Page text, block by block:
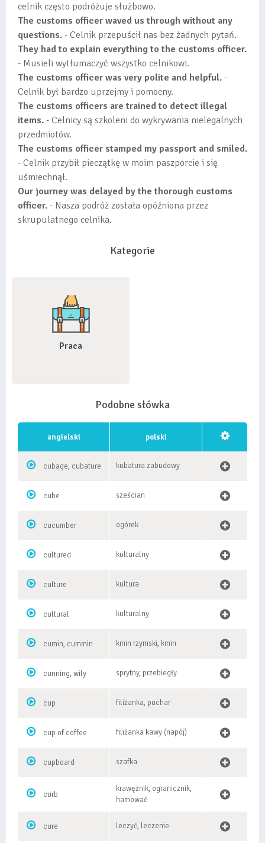
celnik często podróżuje służbowo.
The customs officer waved us through without any
questions. - Celnik przepuścił nas bez żadnych pytań.
They had to explain everything to the customs officer.
- Musieli wytłumaczyć wszystko celnikowi.
The customs officer was very polite and helpful. -
Celnik był bardzo uprzejmy i pomocny.
The customs officers are trained to detect illegal
items. - Celnicy są szkoleni do wykrywania nielegalnych
przedmiotów.
The customs officer stamped my passport and smiled.
- Celnik przybił pieczątkę w moim paszporcie i się
uśmiechnął.
Our journey was delayed by the thorough customs
officer. - Nasza podróż została opóźniona przez
skrupulatnego celnika.
Kategorie
Praca
Podobne słówka
angielski polski
cubage, cubature kubatura zabudowy
cube sześcian
cucumber ogórek
cultured kulturalny
culture kultura
cultural kulturalny
cumin, cummin kmin rzymski, kmin
cunning, wily sprytny, przebiegły
cup filiżanka, puchar
cup of coffee filiżanka kawy (napój)
cupboard szafka
curb
krawężnik, ogranicznik,
hamować
cure leczyć, leczenie